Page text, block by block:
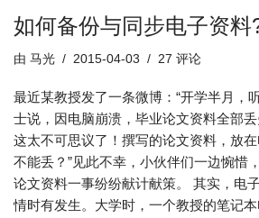
如何备份与同步电子资料
由 马光 2015-04-03 27 评论
最近某教授发了一条微博：“开学半月，
士说，因电脑崩溃，毕业论文资料全部丢
这太不可思议了！撰写的论文资料，放
不能丢？”见此不幸，小伙伴们一边惋惜
论文资料一事纷纷献计献策。 其实，电
情时有发生。大学时，一个教授的笔记